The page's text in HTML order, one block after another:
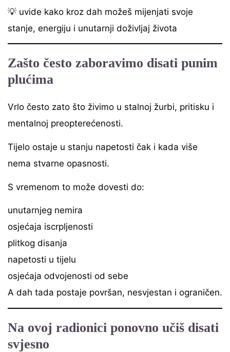
💡 uvide kako kroz dah možeš mijenjati svoje
stanje, energiju i unutarnji doživljaj života
Zašto često zaboravimo disati punim
plućima
Vrlo često zato što živimo u stalnoj žurbi, pritisku i
mentalnoj preopterećenosti.
Tijelo ostaje u stanju napetosti čak i kada više
nema stvarne opasnosti.
S vremenom to može dovesti do:
unutarnjeg nemira
osjećaja iscrpljenosti
plitkog disanja
napetosti u tijelu
osjećaja odvojenosti od sebe
A dah tada postaje površan, nesvjestan i ograničen.
Na ovoj radionici ponovno učiš disati
svjesno